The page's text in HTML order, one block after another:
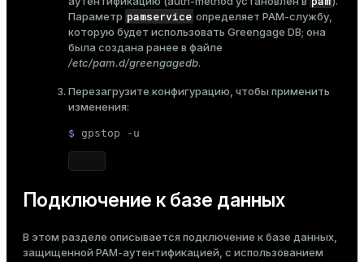
Параметр pamservice определяет PAM-службу,
которую будет использовать Greengage DB; она
была создана ранее в файле
/etc/pam.d/greengagedb.
Перезагрузите конфигурацию, чтобы применить
изменения:
$ gpstop -u
Подключение к базе данных
В этом разделе описывается подключение к базе данных,
защищенной PAM-аутентификацией, с использованием